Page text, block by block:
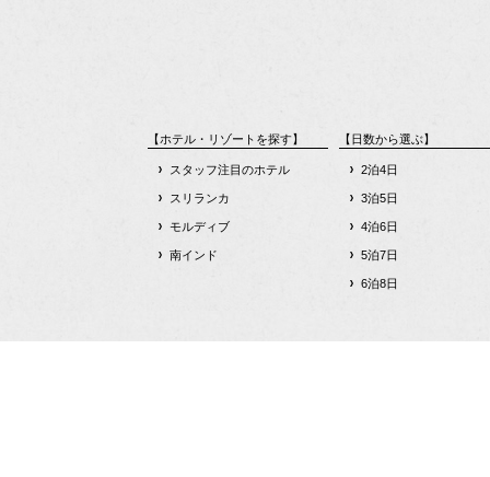
【ホテル・リゾートを探す】
スタッフ注目のホテル
スリランカ
モルディブ
南インド
【日数から選ぶ】
2泊4日
3泊5日
4泊6日
5泊7日
6泊8日